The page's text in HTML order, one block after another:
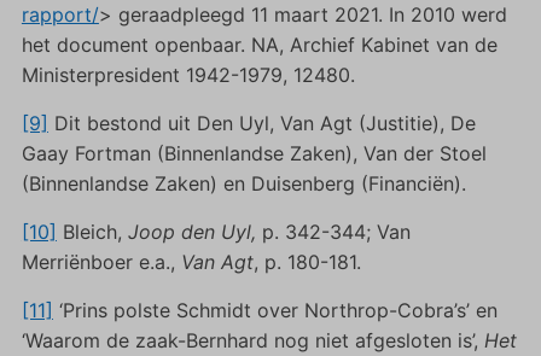
rapport/> geraadpleegd 11 maart 2021. In 2010 werd
het document openbaar. NA, Archief Kabinet van de
Ministerpresident 1942-1979, 12480.
[9] Dit bestond uit Den Uyl, Van Agt (Justitie), De
Gaay Fortman (Binnenlandse Zaken), Van der Stoel
(Binnenlandse Zaken) en Duisenberg (Financiën).
[10] Bleich, Joop den Uyl, p. 342-344; Van
Merriënboer e.a., Van Agt, p. 180-181.
[11] ‘Prins polste Schmidt over Northrop-Cobra’s’ en
‘Waarom de zaak-Bernhard nog niet afgesloten is’, Het